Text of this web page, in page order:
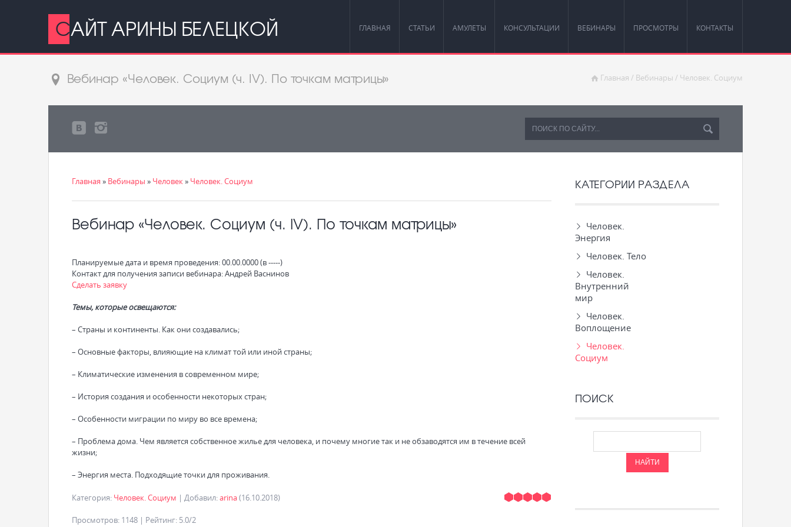
САЙТ АРИНЫ БЕЛЕЦКОЙ ГЛАВНАЯ СТАТЬИ АМУЛЕТЫ КОНСУЛЬТАЦИИ ВЕБИНАРЫ ПРОСМОТРЫ КОНТАКТЫ
Вебинар «Человек. Социум (ч. IV). По точкам матрицы» Главная / Вебинары / Человек. Социум
Главная » Вебинары » Человек » Человек. Социум
Вебинар «Человек. Социум (ч. IV). По точкам матрицы»
Планируемые дата и время проведения: 00.00.0000 (в -----)
Контакт для получения записи вебинара: Андрей Васнинов
Сделать заявку
Темы, которые освещаются:
– Страны и континенты. Как они создавались;
– Основные факторы, влияющие на климат той или иной страны;
– Климатические изменения в современном мире;
– История создания и особенности некоторых стран;
– Особенности миграции по миру во все времена;
– Проблема дома. Чем является собственное жилье для человека, и почему многие так и не обзаводятся им в течение всей
жизни;
– Энергия места. Подходящие точки для проживания.
Категория: Человек. Социум | Добавил:arina(16.10.2018)
Просмотров: 1148 | Рейтинг: 5.0/2
КАТЕГОРИИ РАЗДЕЛА
Человек.
Энергия
Человек. Тело
Человек.
Внутренний
мир
Человек.
Воплощение
Человек.
Социум
ПОИСК